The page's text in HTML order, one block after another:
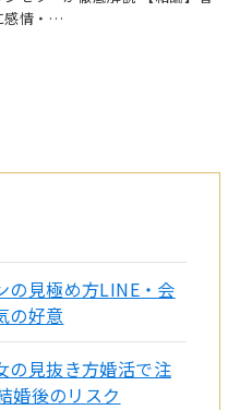
感情・…
の見極め方LINE・会
の好意
の見抜き方婚活で注
婚後のリスク